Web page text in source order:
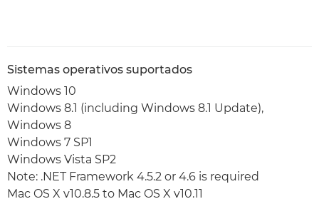
Sistemas operativos suportados
Windows 10
Windows 8.1 (including Windows 8.1 Update),
Windows 8
Windows 7 SP1
Windows Vista SP2
Note: .NET Framework 4.5.2 or 4.6 is required
Mac OS X v10.8.5 to Mac OS X v10.11